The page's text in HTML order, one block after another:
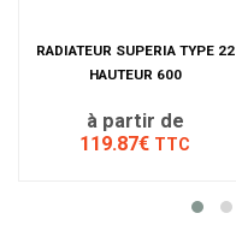
RADIATEUR SUPERIA TYPE 22
HAUTEUR 600
à partir de
119.87€ TTC